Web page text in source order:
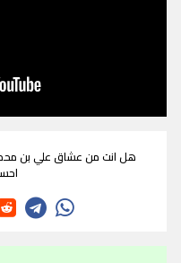
هل انت من عشاق علي بن